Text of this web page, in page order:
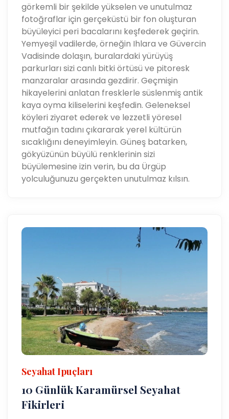
görkemli bir şekilde yükselen ve unutulmaz
fotoğraflar için gerçeküstü bir fon oluşturan
büyüleyici peri bacalarını keşfederek geçirin.
Yemyeşil vadilerde, örneğin Ihlara ve Güvercin
Vadisinde dolaşın, buralardaki yürüyüş
parkurları sizi canlı bitki örtüsü ve pitoresk
manzaralar arasında gezdirir. Geçmişin
hikayelerini anlatan fresklerle süslenmiş antik
kaya oyma kiliselerini keşfedin. Geleneksel
köyleri ziyaret ederek ve lezzetli yöresel
mutfağın tadını çıkararak yerel kültürün
sıcaklığını deneyimleyin. Güneş batarken,
gökyüzünün büyülü renklerinin sizi
büyülemesine izin verin, bu da Ürgüp
yolculuğunuzu gerçekten unutulmaz kılsın.
Seyahat Ipuçları
10 Günlük Karamürsel Seyahat
Fikirleri